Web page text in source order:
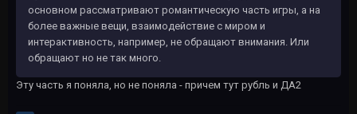
основном рассматривают романтическую часть игры, а на
более важные вещи, взаимодействие с миром и
интерактивность, например, не обращают внимания. Или
обращают но не так много.
Эту часть я поняла, но не поняла - причем тут рубль и ДА2